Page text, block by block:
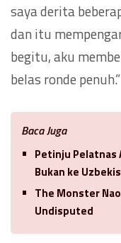
saya derita
dan itu
begitu, aku
belas ronde penuh.”
Baca Juga
Petinju Pelatnas
Bukan ke
The Monster
Undisputed